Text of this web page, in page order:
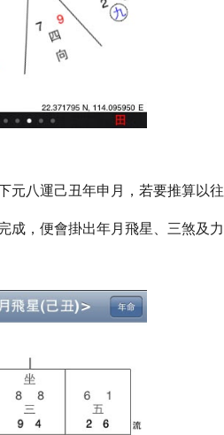
元八運己丑年申月，若要推算以
成，便會掛出年月飛星、三煞及